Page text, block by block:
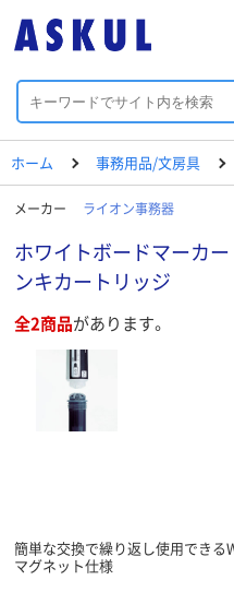
ホーム 事務用品/文房具
メーカー ライオン事務器
ホワイトボードマーカー
ンキカートリッジ
全2商品があります。
簡単な交換で繰り返し使用できる
マグネット仕様